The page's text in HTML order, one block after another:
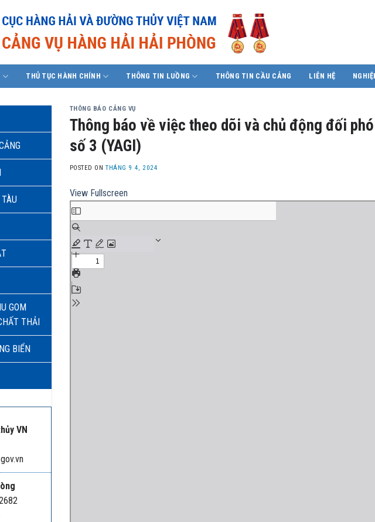
THỦ TỤC HÀNH CHÍNH THÔNG TIN LUỒNG THÔNG TIN CẦU CẢNG LIÊN HỆ
GOM
THẢI
BIỂN
VN
THÔNG BÁO CẢNG VỤ
Thông báo về việc theo dõi và chủ động đối
số 3 (YAGI)
POSTED ONTHÁNG 9 4, 2024
View Fullscreen
Skip
to
PDF
content